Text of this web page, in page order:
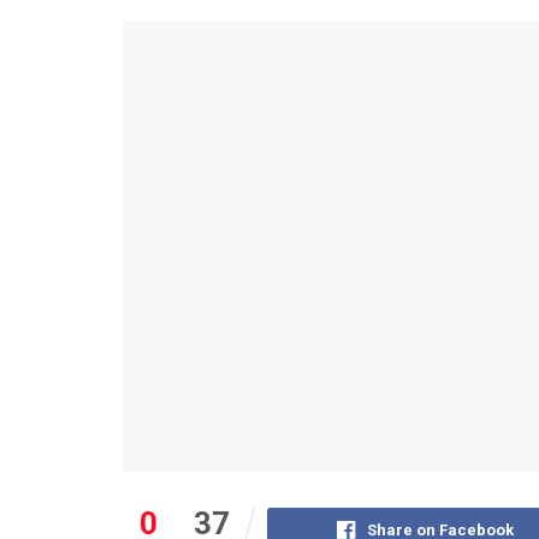
0 37 Share on Facebook